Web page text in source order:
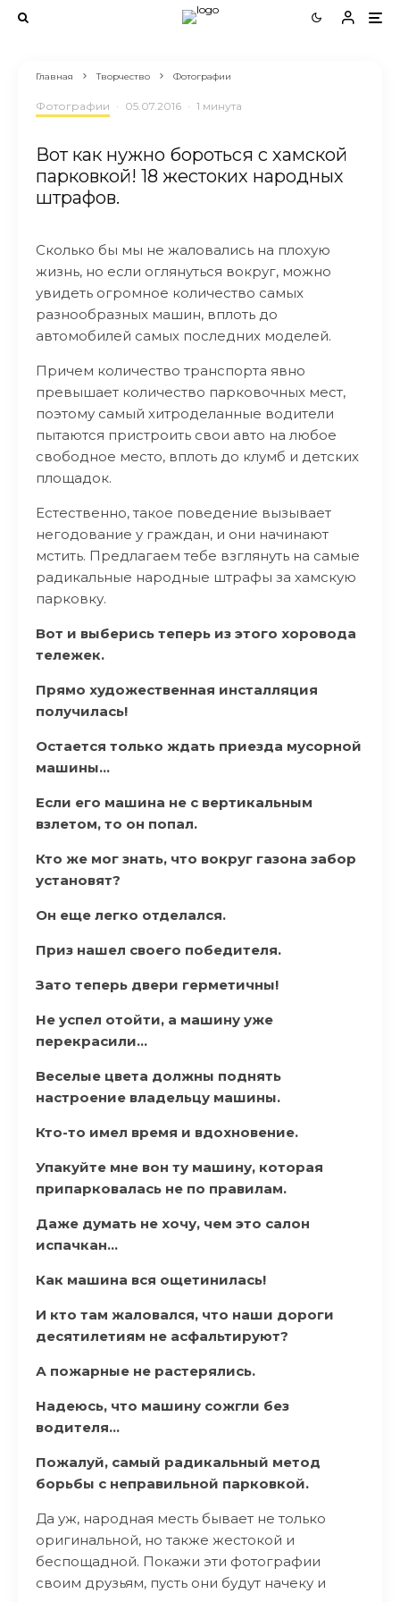
Главная Творчество Фотографии
Фотографии · 05.07.2016 · 1 минута
Вот как нужно бороться с хамской
парковкой! 18 жестоких народных
штрафов.
Сколько бы мы не жаловались на плохую
жизнь, но если оглянуться вокруг, можно
увидеть огромное количество самых
разнообразных машин, вплоть до
автомобилей самых последних моделей.
Причем количество транспорта явно
превышает количество парковочных мест,
поэтому самый хитроделанные водители
пытаются пристроить свои авто на любое
свободное место, вплоть до клумб и детских
площадок.
Естественно, такое поведение вызывает
негодование у граждан, и они начинают
мстить. Предлагаем тебе взглянуть на самые
радикальные народные штрафы за хамскую
парковку.
Вот и выберись теперь из этого хоровода
тележек.
Прямо художественная инсталляция
получилась!
Остается только ждать приезда мусорной
машины…
Если его машина не с вертикальным
взлетом, то он попал.
Кто же мог знать, что вокруг газона забор
установят?
Он еще легко отделался.
Приз нашел своего победителя.
Зато теперь двери герметичны!
Не успел отойти, а машину уже
перекрасили…
Веселые цвета должны поднять
настроение владельцу машины.
Кто-то имел время и вдохновение.
Упакуйте мне вон ту машину, которая
припарковалась не по правилам.
Даже думать не хочу, чем это салон
испачкан…
Как машина вся ощетинилась!
И кто там жаловался, что наши дороги
десятилетиям не асфальтируют?
А пожарные не растерялись.
Надеюсь, что машину сожгли без
водителя…
Пожалуй, самый радикальный метод
борьбы с неправильной парковкой.
Да уж, народная месть бывает не только
оригинальной, но также жестокой и
беспощадной. Покажи эти фотографии
своим друзьям, пусть они будут начеку и